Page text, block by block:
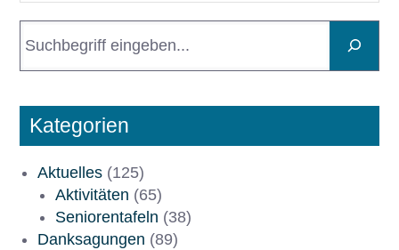
u
c
Kategorien
Aktuelles(125)
Aktivitäten (65)
Seniorentafeln (38)
Danksagungen (89)